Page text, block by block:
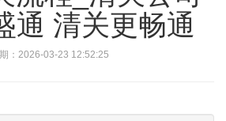
通 清关更畅通
：2026-03-23 12:52:25